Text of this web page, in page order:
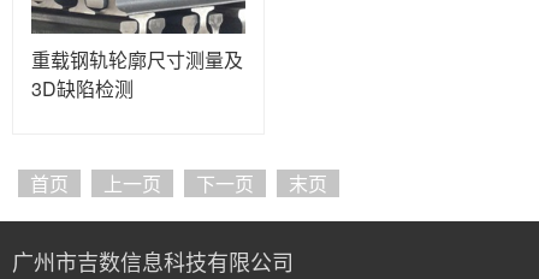
重载钢轨轮廓尺寸测量及
3D缺陷检测
首页 上一页 下一页 末页
广州市吉数信息科技有限公司